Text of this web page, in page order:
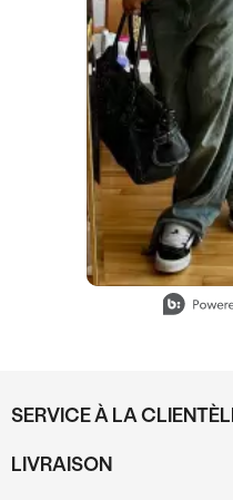
Slidepanel 1 of 15,
SERVICE À LA
LIVRAISON